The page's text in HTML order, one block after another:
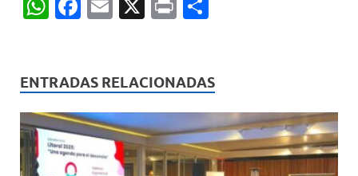
s
A
p
p
b
o
o
k
p
ar
ti
r
ENTRADAS RELACIONADAS